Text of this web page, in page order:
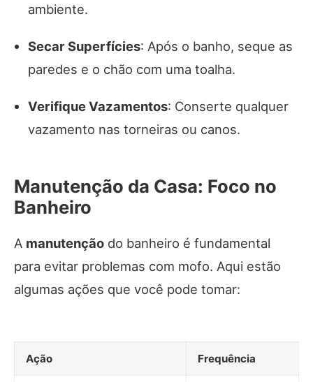
ambiente.
Secar Superfícies: Após o banho, seque as
paredes e o chão com uma toalha.
Verifique Vazamentos: Conserte qualquer
vazamento nas torneiras ou canos.
Manutenção da Casa: Foco no
Banheiro
A manutenção do banheiro é fundamental
para evitar problemas com mofo. Aqui estão
algumas ações que você pode tomar:
Ação Frequência